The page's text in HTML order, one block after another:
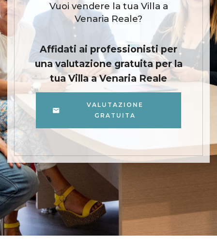
Vuoi vendere la tua Villa a
Venaria Reale?
Affidati ai professionisti per
una valutazione gratuita per la
tua Villa a Venaria Reale
VALUTAZIONE
GRATUITA